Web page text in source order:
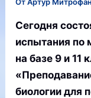
Сегодня
испытания по
на базе 9 и 11
биологии для